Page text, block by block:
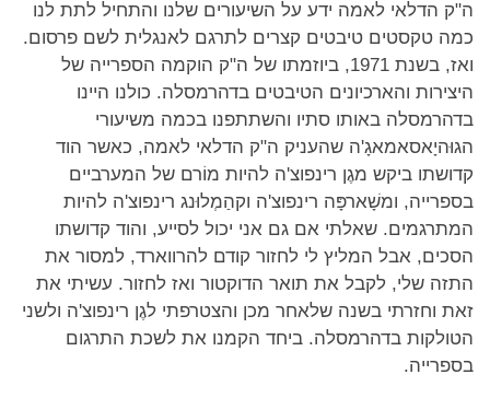
ה"ק הדלאי לאמה ידע על השיעורים שלנו והתחיל לתת לנו
כמה טקסטים טיבטים קצרים לתרגם לאנגלית לשם פרסום.
ואז, בשנת 1971, ביוזמתו של ה"ק הוקמה הספרייה של
היצירות והארכיונים הטיבטים בדהרמסלה. כולנו היינו
בדהרמסלה באותו סתיו והשתתפנו בכמה משיעורי
הגוּהיָאסאמאגָ'ה שהעניק ה"ק הדלאי לאמה, כאשר הוד
קדושתו ביקש מגֶן רינפוצ'ה להיות מוֹרם של המערביים
בספרייה, ומשָׁארפָּה רינפוצ'ה וקהַמְלוּנג רינפוצ'ה להיות
המתרגמים. שאלתי אם גם אני יכול לסייע, והוד קדושתו
הסכים, אבל המליץ לי לחזור קודם להרווארד, למסור את
התזה שלי, לקבל את תואר הדוקטור ואז לחזור. עשיתי את
זאת וחזרתי בשנה שלאחר מכן והצטרפתי לגֶן רינפוצ'ה ולשני
הטולקות בדהרמסלה. ביחד הקמנו את לשכת התרגום
בספרייה.